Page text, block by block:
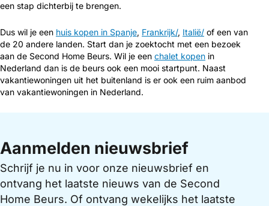
een stap dichterbij te brengen.
Dus wil je een huis kopen in Spanje, Frankrijk/, Italië/ of een van
de 20 andere landen. Start dan je zoektocht met een bezoek
aan de Second Home Beurs. Wil je een chalet kopen in
Nederland dan is de beurs ook een mooi startpunt. Naast
vakantiewoningen uit het buitenland is er ook een ruim aanbod
van vakantiewoningen in Nederland.
Aanmelden nieuwsbrief
Schrijf je nu in voor onze nieuwsbrief en
ontvang het laatste nieuws van de Second
Home Beurs. Of ontvang wekelijks het laatste